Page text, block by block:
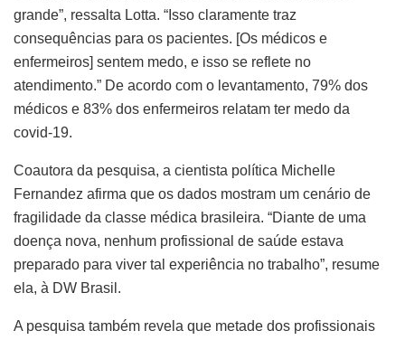
grande”, ressalta Lotta. “Isso claramente traz
consequências para os pacientes. [Os médicos e
enfermeiros] sentem medo, e isso se reflete no
atendimento.” De acordo com o levantamento, 79% dos
médicos e 83% dos enfermeiros relatam ter medo da
covid-19.
Coautora da pesquisa, a cientista política Michelle
Fernandez afirma que os dados mostram um cenário de
fragilidade da classe médica brasileira. “Diante de uma
doença nova, nenhum profissional de saúde estava
preparado para viver tal experiência no trabalho”, resume
ela, à DW Brasil.
A pesquisa também revela que metade dos profissionais